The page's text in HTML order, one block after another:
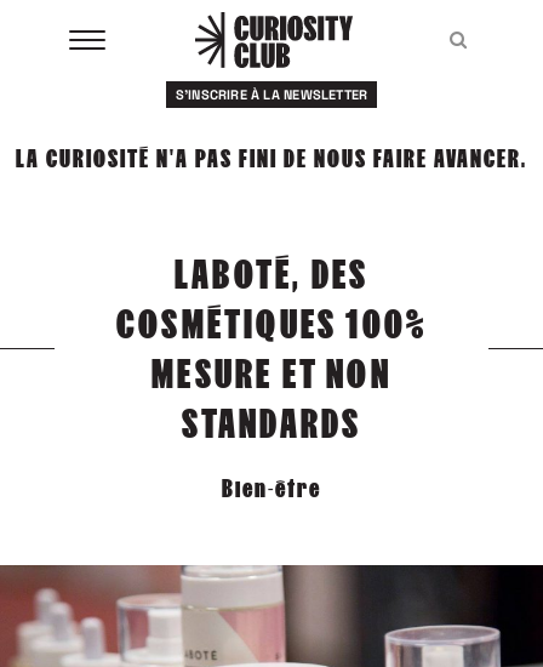
S'INSCRIRE À LA NEWSLETTER
LA CURIOSITÉ N'A PAS FINI DE NOUS FAIRE AVANCER.
LABOTÉ, DES
COSMÉTIQUES 100%
MESURE ET NON
STANDARDS
Bien-être